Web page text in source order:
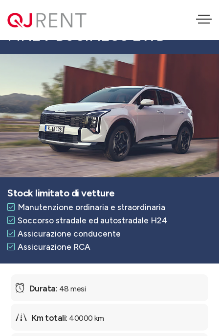
KIA SPORTAGE 1.6 CRDI
MHEV BUSINESS 2WD
Stock limitato di vetture
Manutenzione ordinaria e straordinaria
Soccorso stradale ed autostradale H24
Assicurazione conducente
Assicurazione RCA
48 mesi
40000 km